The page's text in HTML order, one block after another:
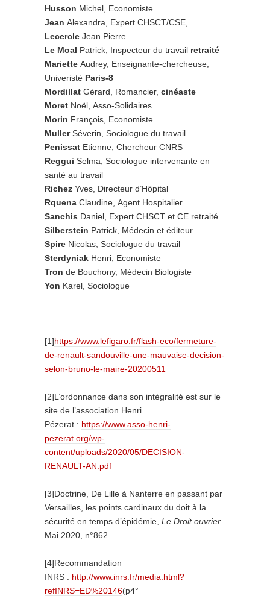
Husson Michel, Economiste
Jean Alexandra, Expert CHSCT/CSE,
Lecercle Jean Pierre
Le Moal Patrick, Inspecteur du travail retraité
Mariette Audrey, Enseignante-chercheuse,
Univeristé Paris-8
Mordillat Gérard, Romancier, cinéaste
Moret Noël, Asso-Solidaires
Morin François, Economiste
MullerSéverin, Sociologue du travail
Penissat Etienne, Chercheur CNRS
Reggui Selma, Sociologue intervenante en
santé au travail
Richez Yves, Directeur d’Hôpital
Rquena Claudine, Agent Hospitalier
Sanchis Daniel, Expert CHSCT et CE retraité
Silberstein Patrick, Médecin et éditeur
Spire Nicolas, Sociologue du travail
Sterdyniak Henri, Economiste
Tron de Bouchony, Médecin Biologiste
Yon Karel, Sociologue
[1]https://www.lefigaro.fr/flash-eco/fermeture-
de-renault-sandouville-une-mauvaise-decision-
selon-bruno-le-maire-20200511
[2]L’ordonnance dans son intégralité est sur le
site de l’association Henri
Pézerat : https://www.asso-henri-
pezerat.org/wp-
content/uploads/2020/05/DECISION-
RENAULT-AN.pdf
[3]Doctrine, De Lille à Nanterre en passant par
Versailles, les points cardinaux du doit à la
sécurité en temps d’épidémie, Le Droit ouvrier–
Mai 2020, n°862
[4]Recommandation
INRS : http://www.inrs.fr/media.html?
refINRS=ED%20146(p4°